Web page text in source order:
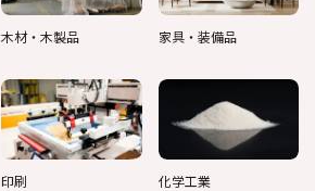
木材・木製品 家具・装備品
印刷 化学工業